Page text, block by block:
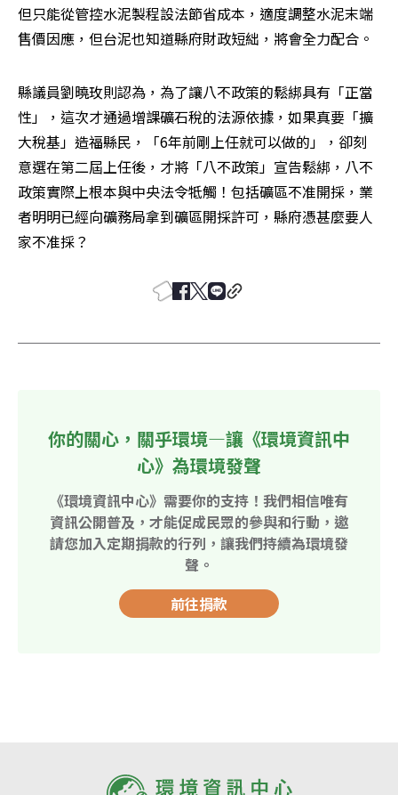
但只能從管控水泥製程設法節省成本，適度調整水泥末端
售價因應，但台泥也知道縣府財政短絀，將會全力配合。
縣議員劉曉玫則認為，為了讓八不政策的鬆綁具有「正當
性」，這次才通過增課礦石稅的法源依據，如果真要「擴
大稅基」造福縣民，「6年前剛上任就可以做的」，卻刻
意選在第二屆上任後，才將「八不政策」宣告鬆綁，八不
政策實際上根本與中央法令牴觸！包括礦區不准開採，業
者明明已經向礦務局拿到礦區開採許可，縣府憑甚麼要人
家不准採？
你的關心，關乎環境—讓《環境資訊中
心》為環境發聲
《環境資訊中心》需要你的支持！我們相信唯有
資訊公開普及，才能促成民眾的參與和行動，邀
請您加入定期捐款的行列，讓我們持續為環境發
聲。
前往捐款